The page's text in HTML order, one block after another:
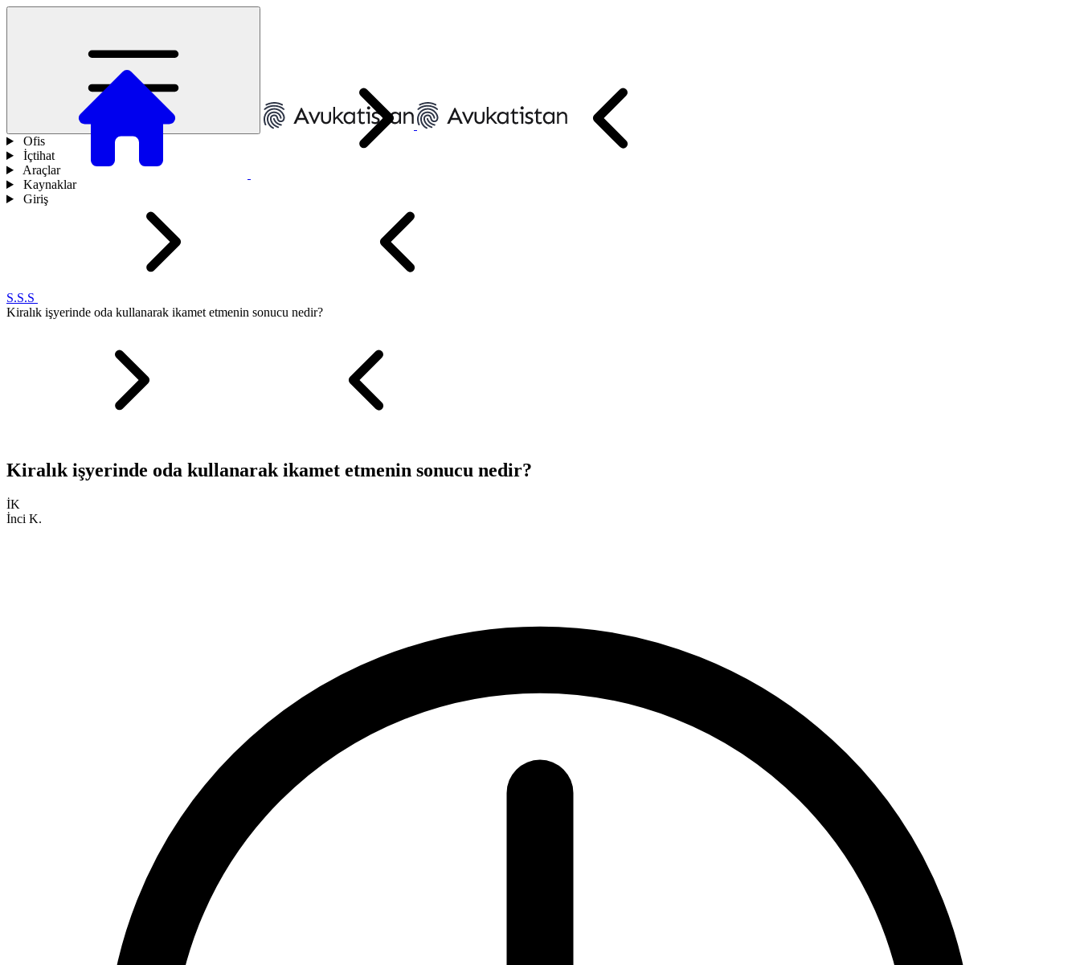
Ofis
İçtihat
Araçlar
Kaynaklar
Giriş
S.S.S
Kiralık işyerinde oda kullanarak ikamet etmenin sonucu nedir?
Kiralık işyerinde oda kullanarak ikamet etmenin sonucu nedir?
İK
İnci K.